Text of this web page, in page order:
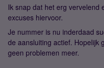
Ik snap dat het erg vervelend
excuses hiervoor.
Je nummer is nu inderdaad
de aansluiting actief. Hopelijk
geen problemen meer.